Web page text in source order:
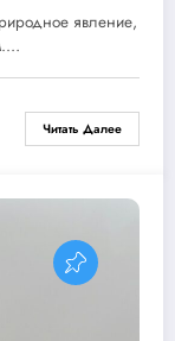
явление,
Читать Далее